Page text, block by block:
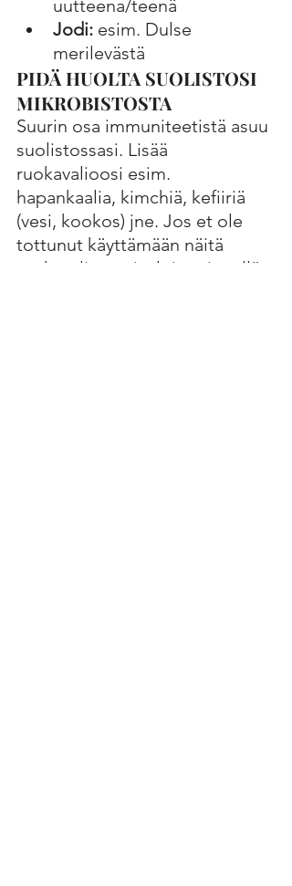
uutteena/teenä
Jodi: esim. Dulse
merilevästä
PIDÄ HUOLTA SUOLISTOSI
MIKROBISTOSTA
Suurin osa immuniteetistä asuu
suolistossasi. Lisää
ruokavalioosi esim.
hapankaalia, kimchiä, kefiiriä
(vesi, kookos) jne. Jos et ole
tottunut käyttämään näitä
ruokavaliossasi, aloita pienellä